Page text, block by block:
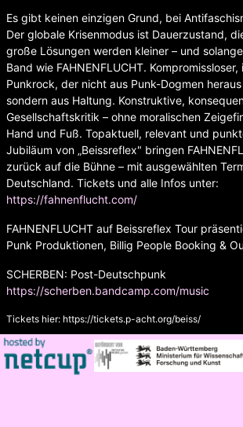
Es gibt keinen einzigen Grund, bei
Der globale Krisenmodus ist Dauerzustand,
große Lösungen werden kleiner – und
Band wie FAHNENFLUCHT.
Punkrock, der nicht aus Punk-Dogmen
sondern aus Haltung. Konstruktive,
Gesellschaftskritik – ohne moralischen
Hand und Fuß. Topaktuell, relevant und
Jubiläum von „Beissreflex" bringen
zurück auf die Bühne – mit ausgewählten
Deutschland. Tickets und alle Infos unter:
https://fahnenflucht.com/
FAHNENFLUCHT auf Beissreflex Tour
Punk Produktionen, Billig People Booking &
SCHERBEN: Post-Deutschpunk
https://scherben.bandcamp.com/music
Tickets hier: https://tickets.p-acht.org/beiss/